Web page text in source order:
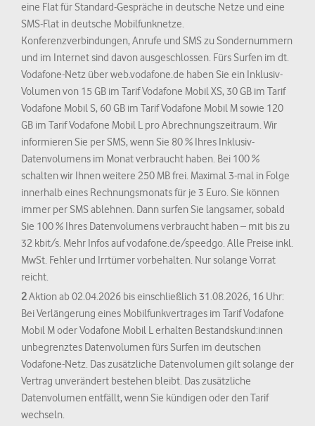
eine Flat für Standard-Gespräche in deutsche Netze und eine
SMS-Flat in deutsche Mobilfunknetze.
Konferenzverbindungen, Anrufe und SMS zu Sondernummern
und im Internet sind davon ausgeschlossen. Fürs Surfen im dt.
Vodafone-Netz über web.vodafone.de haben Sie ein Inklusiv-
Volumen von 15 GB im Tarif Vodafone Mobil XS, 30 GB im Tarif
Vodafone Mobil S, 60 GB im Tarif Vodafone Mobil M sowie 120
GB im Tarif Vodafone Mobil L pro Abrechnungszeitraum. Wir
informieren Sie per SMS, wenn Sie 80 % Ihres Inklusiv-
Datenvolumens im Monat verbraucht haben. Bei 100 %
schalten wir Ihnen weitere 250 MB frei. Maximal 3-mal in Folge
innerhalb eines Rechnungsmonats für je 3 Euro. Sie können
immer per SMS ablehnen. Dann surfen Sie langsamer, sobald
Sie 100 % Ihres Datenvolumens verbraucht haben – mit bis zu
32 kbit/s. Mehr Infos auf vodafone.de/speedgo. Alle Preise inkl.
MwSt. Fehler und Irrtümer vorbehalten. Nur solange Vorrat
reicht.
2Aktion ab 02.04.2026 bis einschließlich 31.08.2026, 16 Uhr:
Bei Verlängerung eines Mobilfunkvertrages im Tarif Vodafone
Mobil M oder Vodafone Mobil L erhalten Bestandskund:innen
unbegrenztes Datenvolumen fürs Surfen im deutschen
Vodafone-Netz. Das zusätzliche Datenvolumen gilt solange der
Vertrag unverändert bestehen bleibt. Das zusätzliche
Datenvolumen entfällt, wenn Sie kündigen oder den Tarif
wechseln.